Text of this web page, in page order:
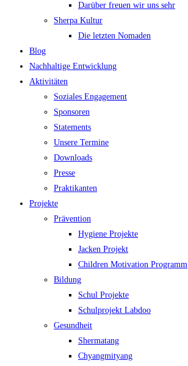
Darüber freuen wir uns sehr
Sherpa Kultur
Die letzten Nomaden
Blog
Nachhaltige Entwicklung
Aktivitäten
Soziales Engagement
Sponsoren
Statements
Unsere Termine
Downloads
Presse
Praktikanten
Projekte
Prävention
Hygiene Projekte
Jacken Projekt
Children Motivation Programm
Bildung
Schul Projekte
Schulprojekt Labdoo
Gesundheit
Shermatang
Chyangmityang